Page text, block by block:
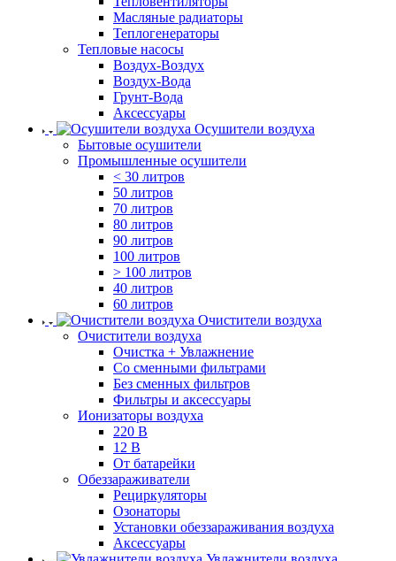
Масляные радиаторы
Теплогенераторы
Тепловые насосы
Воздух-Воздух
Воздух-Вода
Грунт-Вода
Аксессуары
Осушители воздуха
Бытовые осушители
Промышленные осушители
< 30 литров
50 литров
70 литров
80 литров
90 литров
100 литров
> 100 литров
40 литров
60 литров
Очистители воздуха
Очистители воздуха
Очистка + Увлажнение
Cо сменными фильтрами
Без сменных фильтров
Фильтры и аксессуары
Ионизаторы воздуха
220 В
12 В
От батарейки
Обеззараживатели
Рециркуляторы
Озонаторы
Установки обеззараживания воздуха
Аксессуары